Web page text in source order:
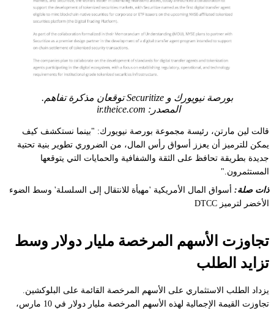
بورصة نيويورك و Securitize توقعان مذكرة تفاهم.
المصدر: ir.theice.com
قالت لين مارتن، رئيسة مجموعة بورصة نيويورك: "بينما نستكشف كيف
يمكن للترميز أن يعزز أسواق رأس المال، من الضروري تطوير بنية تحتية
جديدة بطريقة تحافظ على الثقة والشفافية والحمايات التي يتوقعها
المستثمرون."
ذات صلة: أسواق المال الأمريكية 'مهيأة للانتقال إلى السلسلة' وسط الضوء
الأخضر لترميز DTCC
تجاوزت الأسهم المرخصة مليار دولار وسط
تزايد الطلب
يزداد الطلب الاستثماري على الأسهم المرخصة القائمة على البلوكشين.
تجاوزت القيمة الإجمالية لهذه الأسهم المرخصة مليار دولار في 10 مارس،